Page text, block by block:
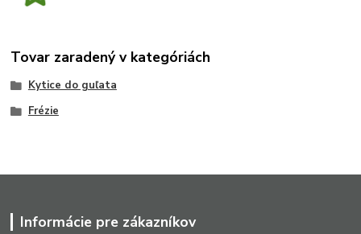
Tovar zaradený v kategóriách
Kytice do guľata
Frézie
Informácie pre zákazníkov